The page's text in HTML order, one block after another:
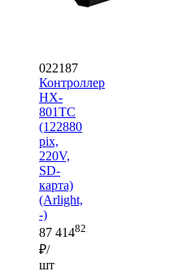
022187
Контроллер
HX-
801TC
(122880
pix,
220V,
SD-
карта)
(Arlight,
-)
87 41482
₽/
шт